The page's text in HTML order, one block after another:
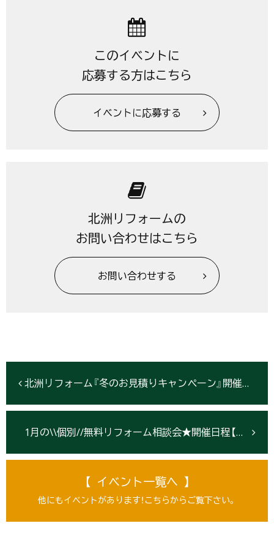
このイベントに
応募する方はこちら
イベントに応募する
北洲リフォームの
お問い合わせはこちら
お問い合わせする
北洲リフォーム『冬のお見積りキャンペーン』開催 12/25まで【北上市】
1月の\\個別//無料リフォーム相談会★開催日程【盛岡・北上・仙台】
【 イベント一覧へ 】
他にもイベントがあります！こちらからご覧下さい。